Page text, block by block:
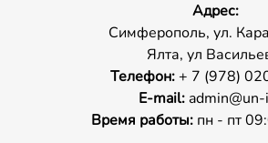
Адрес:
Симферополь, ул.
Ялта, ул
Телефон:+ 7 (978)
E-mail:
Время работы: пн - пт